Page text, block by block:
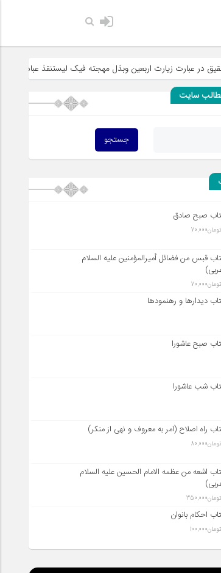
زیارت اربعین وبذل مهجته فیک لیستنقذ عبادک من الجهاله
سایت
صبح صادق
تومان70,000
قبس من فضائل أميرالمؤمنين علیه السلام
تومان70,000
دیدارها و رهنمودها
صبح عاشورا
شب عاشورا
راه اصلاح (امر به معروف و نهی از منکر)
تومان80,000
اشعه من عظمه الامام الحسین علیه السلام
تومان350,000
احکام بانوان
تومان100,000